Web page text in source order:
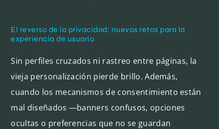
El reverso de la privacidad: nuevos retos para la
experiencia de usuario
Sin perfiles cruzados ni rastreo entre páginas, la
vieja personalización pierde brillo. Además,
cuando los mecanismos de consentimiento están
mal diseñados —banners confusos, opciones
ocultas o preferencias que no se guardan